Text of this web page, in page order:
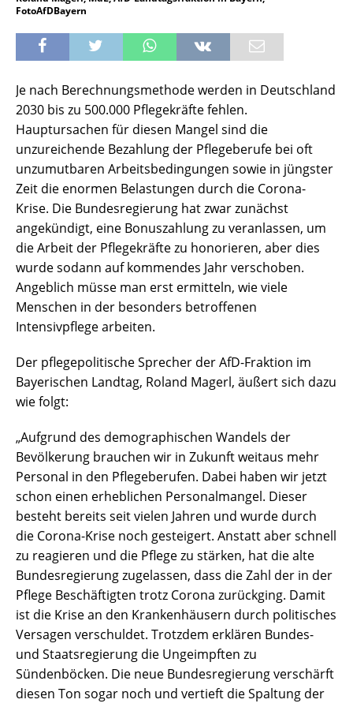
FotoAfDBayern
Je nach Berechnungsmethode werden in Deutschland
2030 bis zu 500.000 Pflegekräfte fehlen.
Hauptursachen für diesen Mangel sind die
unzureichende Bezahlung der Pflegeberufe bei oft
unzumutbaren Arbeitsbedingungen sowie in jüngster
Zeit die enormen Belastungen durch die Corona-
Krise. Die Bundesregierung hat zwar zunächst
angekündigt, eine Bonuszahlung zu veranlassen, um
die Arbeit der Pflegekräfte zu honorieren, aber dies
wurde sodann auf kommendes Jahr verschoben.
Angeblich müsse man erst ermitteln, wie viele
Menschen in der besonders betroffenen
Intensivpflege arbeiten.
Der pflegepolitische Sprecher der AfD-Fraktion im
Bayerischen Landtag, Roland Magerl, äußert sich dazu
wie folgt:
„Aufgrund des demographischen Wandels der
Bevölkerung brauchen wir in Zukunft weitaus mehr
Personal in den Pflegeberufen. Dabei haben wir jetzt
schon einen erheblichen Personalmangel. Dieser
besteht bereits seit vielen Jahren und wurde durch
die Corona-Krise noch gesteigert. Anstatt aber schnell
zu reagieren und die Pflege zu stärken, hat die alte
Bundesregierung zugelassen, dass die Zahl der in der
Pflege Beschäftigten trotz Corona zurückging. Damit
ist die Krise an den Krankenhäusern durch politisches
Versagen verschuldet. Trotzdem erklären Bundes-
und Staatsregierung die Ungeimpften zu
Sündenböcken. Die neue Bundesregierung verschärft
diesen Ton sogar noch und vertieft die Spaltung der